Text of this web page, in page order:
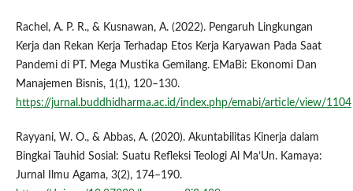
Rachel, A. P. R., & Kusnawan, A. (2022). Pengaruh Lingkungan
Kerja dan Rekan Kerja Terhadap Etos Kerja Karyawan Pada Saat
Pandemi di PT. Mega Mustika Gemilang. EMaBi: Ekonomi Dan
Manajemen Bisnis, 1(1), 120–130.
https://jurnal.buddhidharma.ac.id/index.php/emabi/article/view/1104
Rayyani, W. O., & Abbas, A. (2020). Akuntabilitas Kinerja dalam
Bingkai Tauhid Sosial: Suatu Refleksi Teologi Al Ma’Un. Kamaya:
Jurnal Ilmu Agama, 3(2), 174–190.